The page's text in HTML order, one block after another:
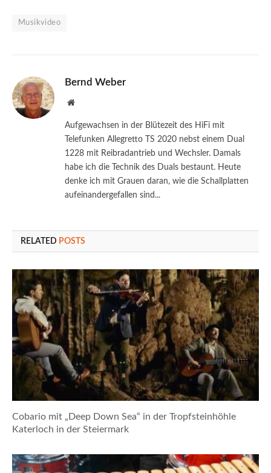
Musikvideo
Bernd Weber
Website
Aufgewachsen in der Blütezeit des HiFi mit
Telefunken Allegretto TS 2020 nebst einem Dual
1228 mit Reibradantrieb und Wechsler. Damals
habe ich die Technik des Duals bestaunt. Heute
denke ich mit Grauen daran, wie die Schallplatten
aufeinandergefallen sind...
RELATED POSTS
Cobario mit „Deep Down Sea“ in der Tropfsteinhöhle
Katerloch in der Steiermark